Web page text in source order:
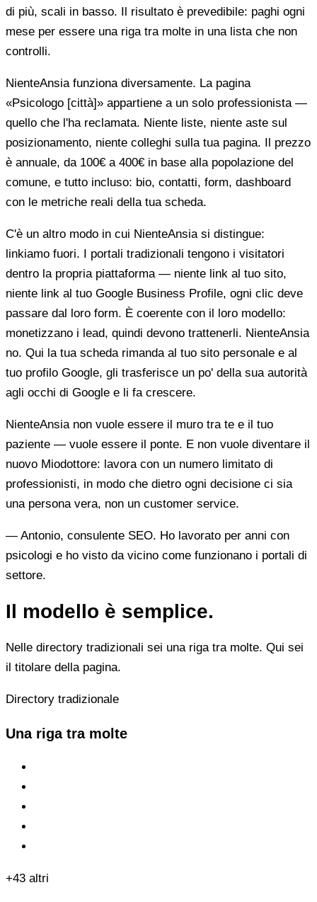
di più, scali in basso. Il risultato è prevedibile: paghi ogni
mese per essere una riga tra molte in una lista che non
controlli.
NienteAnsia funziona diversamente. La pagina
«Psicologo [città]» appartiene a un solo professionista —
quello che l'ha reclamata. Niente liste, niente aste sul
posizionamento, niente colleghi sulla tua pagina. Il prezzo
è annuale, da 100€ a 400€ in base alla popolazione del
comune, e tutto incluso: bio, contatti, form, dashboard
con le metriche reali della tua scheda.
C'è un altro modo in cui NienteAnsia si distingue:
linkiamo fuori. I portali tradizionali tengono i visitatori
dentro la propria piattaforma — niente link al tuo sito,
niente link al tuo Google Business Profile, ogni clic deve
passare dal loro form. È coerente con il loro modello:
monetizzano i lead, quindi devono trattenerli. NienteAnsia
no. Qui la tua scheda rimanda al tuo sito personale e al
tuo profilo Google, gli trasferisce un po' della sua autorità
agli occhi di Google e li fa crescere.
NienteAnsia non vuole essere il muro tra te e il tuo
paziente — vuole essere il ponte. E non vuole diventare il
nuovo Miodottore: lavora con un numero limitato di
professionisti, in modo che dietro ogni decisione ci sia
una persona vera, non un customer service.
— Antonio, consulente SEO. Ho lavorato per anni con
psicologi e ho visto da vicino come funzionano i portali di
settore.
Il modello è semplice.
Nelle directory tradizionali sei una riga tra molte. Qui sei
il titolare della pagina.
Directory tradizionale
Una riga tra molte
+43 altri